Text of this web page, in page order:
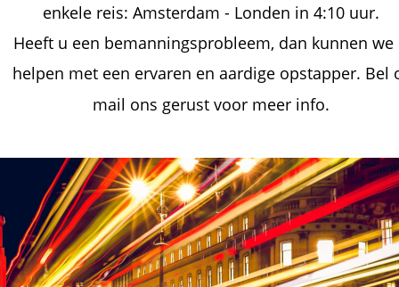
enkele reis: Amsterdam - Londen in 4:10 uur.
Heeft u een bemanningsprobleem, dan kunnen
helpen met een ervaren en aardige opstapper. Bel
mail ons gerust voor meer info.